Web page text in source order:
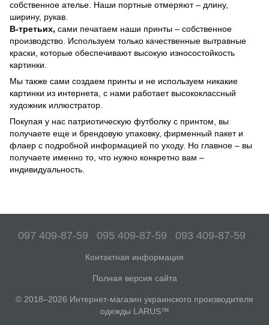
собственное ателье. Наши портные отмеряют – длину,
ширину, рукав.
В-третьих, сами печатаем наши принты – собственное
производство. Используем только качественные вытравные
краски, которые обеспечивают высокую износостойкость
картинки.
Мы также сами создаем принты и не используем никакие
картинки из интернета, с нами работает высококлассный
художник иллюстратор.
Покупая у нас патриотическую футболку с принтом, вы
получаете еще и брендовую упаковку, фирменный пакет и
флаер с подробной информацией по уходу. Но главное – вы
получаете именно то, что нужно конкретно вам –
индивидуальность.⠀
097 409-87-59 095 409-87-59 093 409-87-59
Контактная информация
Полная версия сайта
© 2018–2026 Интернет-магазин украинского производителя
одежды LARUS™